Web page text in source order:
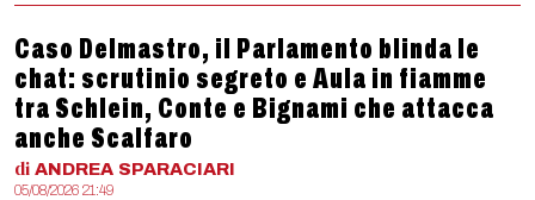
Caso Delmastro, il Parlamento blinda le
chat: scrutinio segreto e Aula in fiamme
tra Schlein, Conte e Bignami che attacca
anche Scalfaro
di ANDREA SPARACIARI
05/08/2026 21:49